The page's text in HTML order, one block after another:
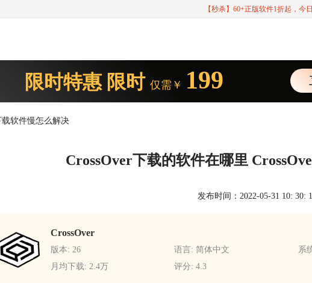
【秒杀】60+正版软件1折起，今
限时特惠 限时 仅需￥ 199
载软件慢怎么解决
CrossOver下载的软件在哪里
发布时间：2022-05-31 10: 30:
CrossOver
版本: 26 语言: 简体中文
系
月均下载: 2.4万
评分: 4.3